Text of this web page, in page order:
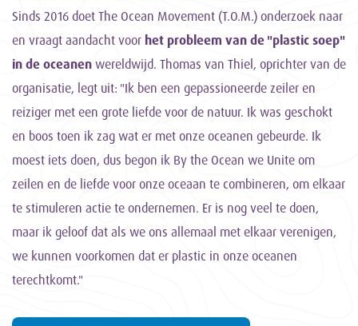
Sinds 2016 doet The Ocean Movement (T.O.M.) onderzoek naar
en vraagt aandacht voor het probleem van de "plastic soep"
in de oceanen wereldwijd. Thomas van Thiel, oprichter van de
organisatie, legt uit: "Ik ben een gepassioneerde zeiler en
reiziger met een grote liefde voor de natuur. Ik was geschokt
en boos toen ik zag wat er met onze oceanen gebeurde. Ik
moest iets doen, dus begon ik By the Ocean we Unite om
zeilen en de liefde voor onze oceaan te combineren, om elkaar
te stimuleren actie te ondernemen. Er is nog veel te doen,
maar ik geloof dat als we ons allemaal met elkaar verenigen,
we kunnen voorkomen dat er plastic in onze oceanen
terechtkomt."